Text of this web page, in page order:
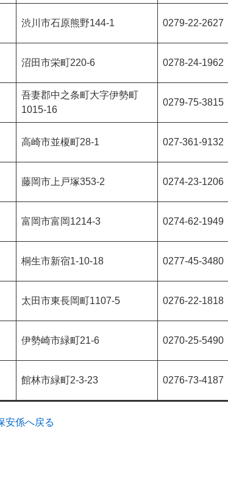
渋川市石原熊野144-1 0279-22-2627
沼田市栄町220-6 0278-24-1962
吾妻郡中之条町大字伊勢町
1015-16
0279-75-3815
高崎市並榎町28-1 027-361-9132
藤岡市上戸塚353-2 0274-23-1206
富岡市富岡1214-3 0274-62-1949
桐生市新宿1-10-18 0277-45-3480
太田市東長岡町1107-5 0276-22-1818
伊勢崎市緑町21-6 0270-25-5490
館林市緑町2-3-23 0276-73-4187
安係へ戻る